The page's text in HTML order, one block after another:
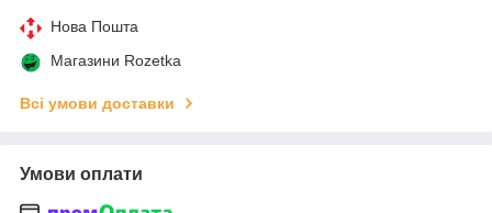
Нова Пошта
Магазини Rozetka
Всі умови доставки
Умови оплати